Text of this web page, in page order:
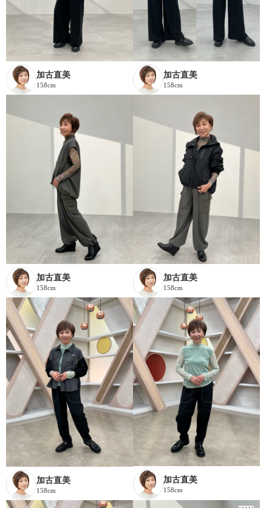
加古直美
158cm
加古直美
158cm
加古直美
158cm
加古直美
158cm
加古直美
158cm
加古直美
158cm